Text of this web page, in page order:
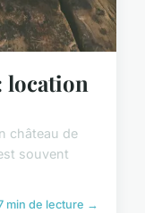
location
château de
souvent
min de lecture →